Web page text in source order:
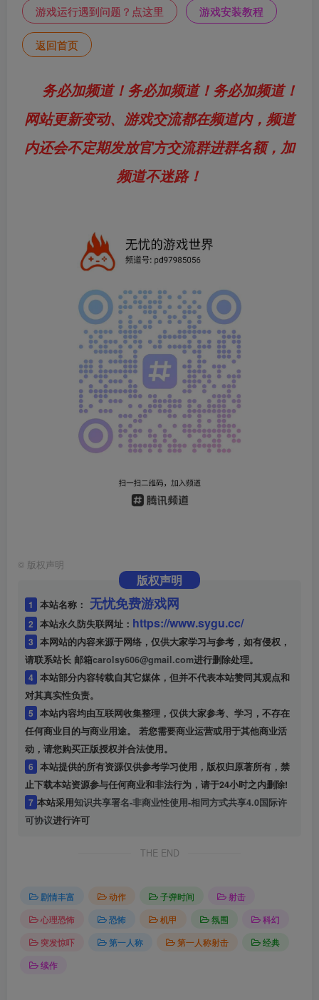
游戏运行遇到问题？点这里 游戏安装教程
返回首页
务必加频道！务必加频道！务必加频道！
网站更新变动、游戏交流都在频道内，频道
内还会不定期发放官方交流群进群名额，加
频道不迷路！
© 版权声明
版权声明
1 本站名称： 无忧免费游戏网
2 本站永久防失联网址： https://www.sygu.cc/
3 本网站的内容来源于网络，仅供大家学习与参考，如有侵权，
请联系站长 邮箱carolsy606@gmail.com进行删除处理。
4 本站部分内容转载自其它媒体，但并不代表本站赞同其观点和
对其真实性负责。
5
任何商业目的与商业用途。 若您需要商业运营或用于其他商业活
动，请您购买正版授权并合法使用。
6 本站提供的所有资源仅供参考学习使用，版权归原著所有，禁
止下载本站资源参与任何商业和非法行为，请于24小时之内删除!
7 本站采用知识共享署名-非商业性使用-相同方式共享4.0国际许
可协议进行许可
THE END
剧情丰富 动作 子弹时间
射击
心理恐怖
恐怖 机甲 氛围
科幻
突发惊吓
第一人称 第一人称射击
经典
续作